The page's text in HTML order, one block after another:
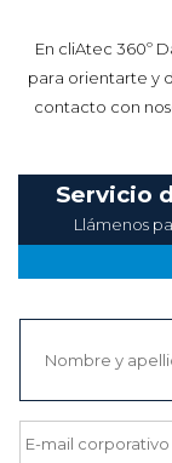
En cliAtec 360º
para orientarte y
contacto con
Servicio
Llámenos